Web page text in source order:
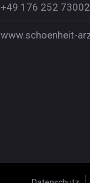
+49 176 252 73002
www.schoenheit-